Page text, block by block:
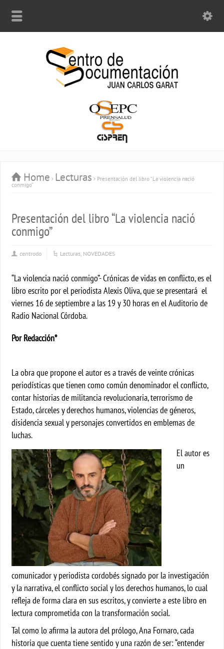
Home Lecturas
Presentación del libro “La violencia nació
conmigo”
Presentación del libro “La violencia nació
conmigo”
centrodo Lecturas, NOVEDADES
“La violencia nació conmigo”- Crónicas de vidas en conflicto, es el
libro escrito por el periodista Alexis Oliva, que se presentará el
viernes 16 de septiembre a las 19 y 30 horas en el Auditorio de
Radio Nacional Córdoba.
Por Redacción*
La obra que propone el autor es a través de veinte crónicas
periodísticas que tienen como común denominador el conflicto,
contar historias de militancia revolucionaria, terrorismo de
Estado, cárceles y derechos humanos, violencias de géneros,
disidencia sexual y personajes convertidos en emblemas de
luchas.
El autor es
un
comunicador y periodista cordobés signado por la investigación
y la narrativa, el conflicto social y los derechos humanos, lo cual
refleja de forma clara en sus escritos, y convierte a este libro en
lectura comprometida con la transformación social.
Tal como lo afirma la autora del prólogo, Ana Fornaro, cada
historia que cuenta tiene sentido y una razón de ser: “entender